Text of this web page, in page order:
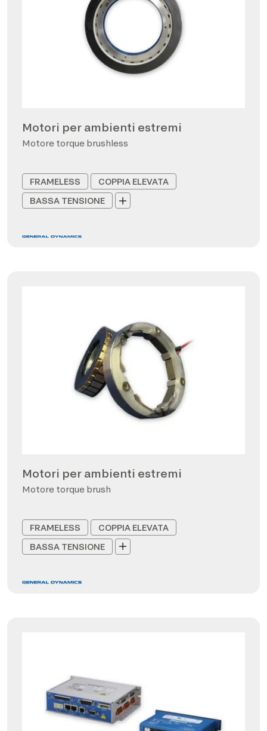
Motori per ambienti estremi
Motore torque brushless
FRAMELESS
COPPIA ELEVATA
BASSA TENSIONE
Motori per ambienti estremi
Motore torque brush
FRAMELESS
COPPIA ELEVATA
BASSA TENSIONE